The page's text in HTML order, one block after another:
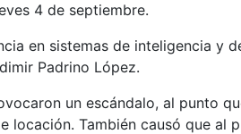
4 de septiembre.
en sistemas de inteligencia y
Padrino López.
un escándalo, al punto
También causó que al